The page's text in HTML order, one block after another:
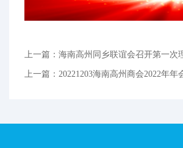
上一篇：海南高州同乡联谊会召开第一次
要）
上一篇：20221203海南高州商会2022年年